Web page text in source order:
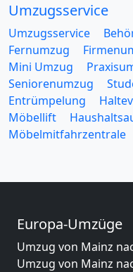
Umzugsservice
Umzugsservice
Fernumzug
Mini Umzug
Seniorenumzug
Entrümpelung
Möbellift
Möbelmitfahrzentrale
Europa-Umzüge
Umzug von Mainz
Umzug von Mainz